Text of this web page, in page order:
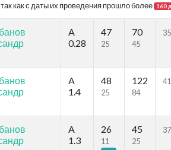
как с даты их проведения прошло более 160
A
0.28
47
25
70
45
A
1.4
48
25
122
84
A
1.3
26
11
45
25